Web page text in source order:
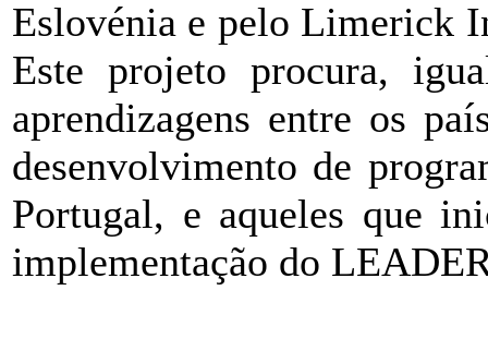
Eslovénia e pelo Limerick
Este projeto procura,
aprendizagens entre os
desenvolvimento de
Portugal, e aqueles que
implementação do